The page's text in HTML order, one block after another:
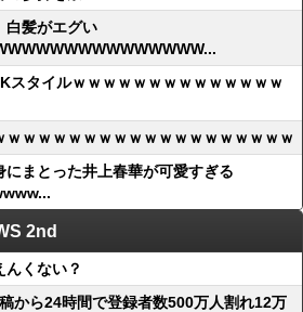
白髪がエグい
スタイルｗｗｗｗｗｗｗｗｗｗｗｗｗｗ
ｗｗｗｗｗｗｗｗｗｗｗｗｗｗｗｗｗｗｗ
にまとった井上春華が可愛すぎる
2nd
くない？
から24時間で登録者数500万人割れ12万